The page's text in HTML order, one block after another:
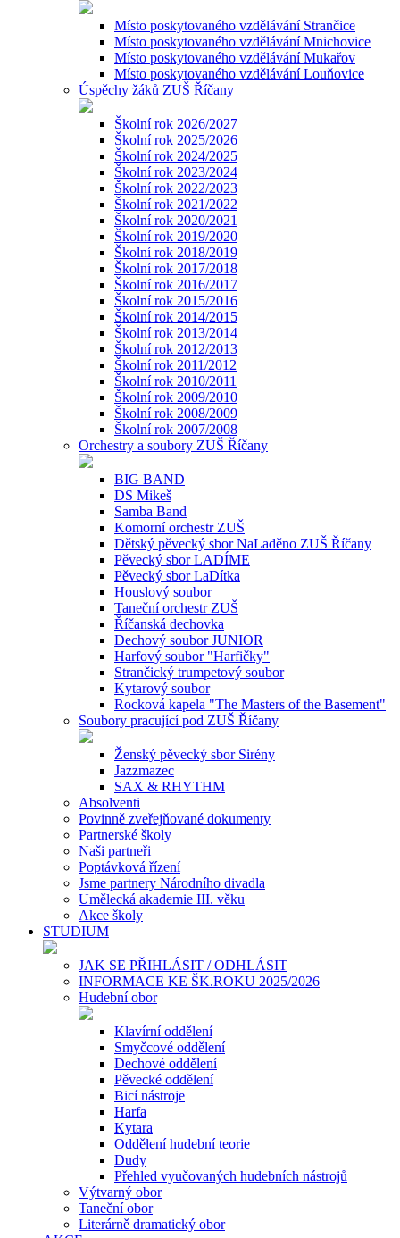
Místo poskytovaného vzdělávání Strančice
Místo poskytovaného vzdělávání Mnichovice
Místo poskytovaného vzdělávání Mukařov
Místo poskytovaného vzdělávání Louňovice
Úspěchy žáků ZUŠ Říčany
Školní rok 2026/2027
Školní rok 2025/2026
Školní rok 2024/2025
Školní rok 2023/2024
Školní rok 2022/2023
Školní rok 2021/2022
Školní rok 2020/2021
Školní rok 2019/2020
Školní rok 2018/2019
Školní rok 2017/2018
Školní rok 2016/2017
Školní rok 2015/2016
Školní rok 2014/2015
Školní rok 2013/2014
Školní rok 2012/2013
Školní rok 2011/2012
Školní rok 2010/2011
Školní rok 2009/2010
Školní rok 2008/2009
Školní rok 2007/2008
Orchestry a soubory ZUŠ Říčany
BIG BAND
DS Mikeš
Samba Band
Komorní orchestr ZUŠ
Dětský pěvecký sbor NaLaděno ZUŠ Říčany
Pěvecký sbor LADÍME
Pěvecký sbor LaDítka
Houslový soubor
Taneční orchestr ZUŠ
Říčanská dechovka
Dechový soubor JUNIOR
Harfový soubor "Harfičky"
Strančický trumpetový soubor
Kytarový soubor
Rocková kapela "The Masters of the Basement"
Soubory pracující pod ZUŠ Říčany
Ženský pěvecký sbor Sirény
Jazzmazec
SAX & RHYTHM
Absolventi
Povinně zveřejňované dokumenty
Partnerské školy
Naši partneři
Poptávková řízení
Jsme partnery Národního divadla
Umělecká akademie III. věku
Akce školy
STUDIUM
JAK SE PŘIHLÁSIT / ODHLÁSIT
INFORMACE KE ŠK.ROKU 2025/2026
Hudební obor
Klavírní oddělení
Smyčcové oddělení
Dechové oddělení
Pěvecké oddělení
Bicí nástroje
Harfa
Kytara
Oddělení hudební teorie
Dudy
Přehled vyučovaných hudebních nástrojů
Výtvarný obor
Taneční obor
Literárně dramatický obor